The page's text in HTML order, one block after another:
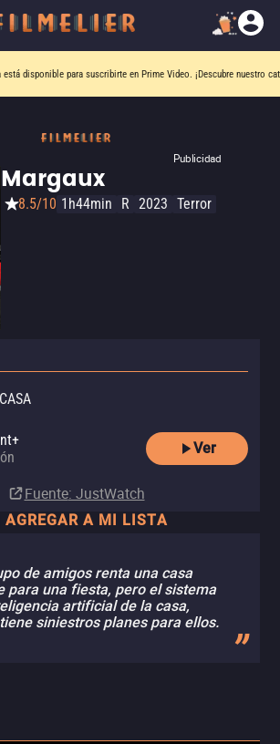
está disponible para suscribirte en Prime Video. ¡Descubre nuestro
Publicidad
Margaux
8.5/10 1h44min R 2023 Terror
Ver
Fuente: JustWatch
AGREGAR A MI LISTA
de amigos renta una casa
para una fiesta, pero el sistema
artificial de la casa,
siniestros planes para ellos.